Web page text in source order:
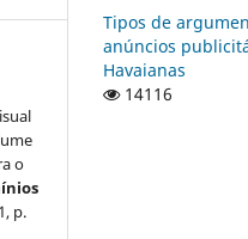
o
p.
Tipos de
anúncios
Havaianas
14116